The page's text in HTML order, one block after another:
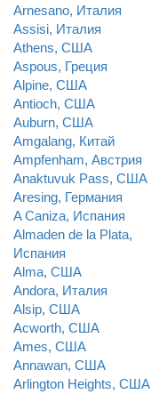
Arnesano, Италия
Assisi, Италия
Athens, США
Aspous, Греция
Alpine, США
Antioch, США
Auburn, США
Amgalang, Китай
Ampfenham, Австрия
Anaktuvuk Pass, США
Aresing, Германия
A Caniza, Испания
Almaden de la Plata,
Испания
Alma, США
Andora, Италия
Alsip, США
Acworth, США
Ames, США
Annawan, США
Arlington Heights, США